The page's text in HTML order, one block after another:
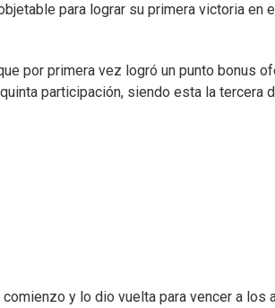
para lograr su primera victoria en el
por primera vez logró un punto bonus
participación, siendo esta la tercera
y lo dio vuelta para vencer a los